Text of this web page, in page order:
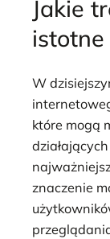
Jakie
W
które mogą
znaczenie